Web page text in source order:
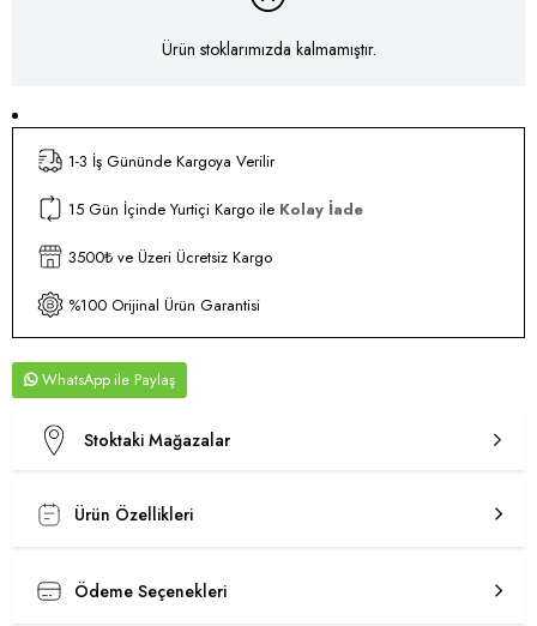
Ürün stoklarımızda kalmamıştır.
1-3 İş Gününde Kargoya Verilir
15 Gün İçinde Yurtiçi Kargo ile Kolay İade
3500₺ ve Üzeri Ücretsiz Kargo
%100 Orijinal Ürün Garantisi
WhatsApp
Stoktaki Mağazalar
Ürün Özellikleri
Ödeme Seçenekleri